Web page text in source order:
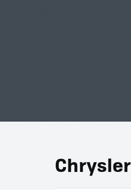
Chrysler